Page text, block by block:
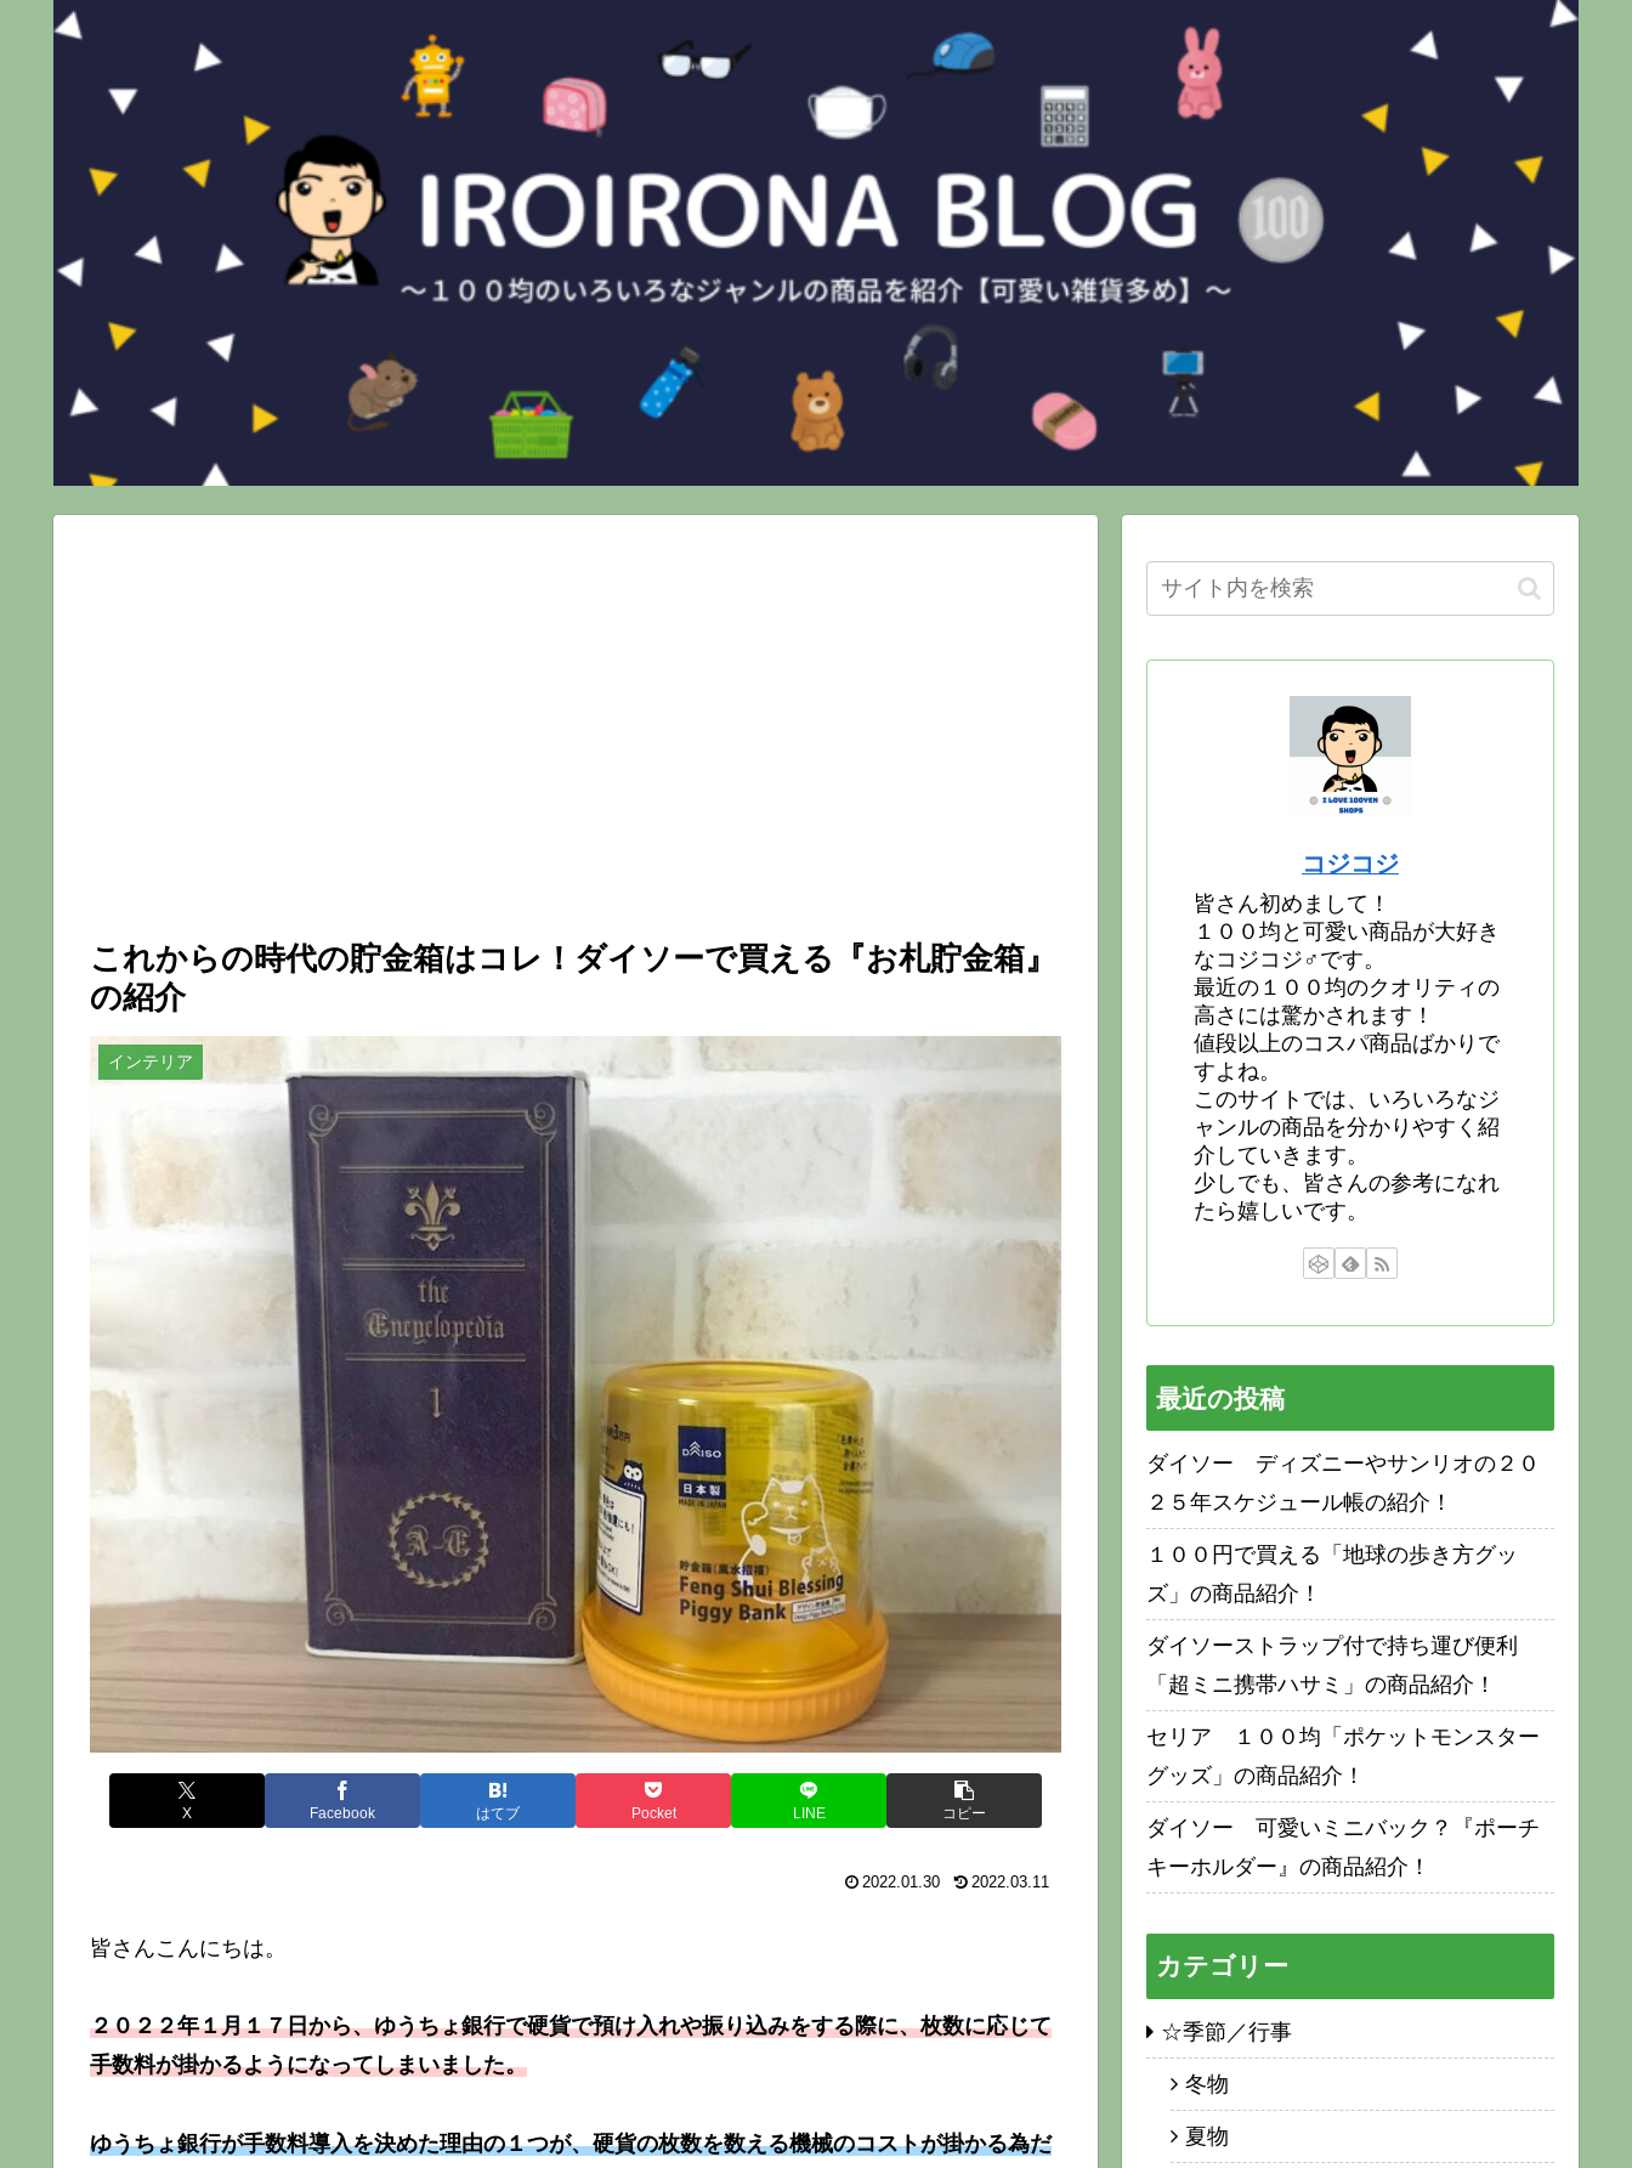
これからの時代の貯金箱はコレ！ダイソーで買える『お札貯金箱』
の紹介
インテリア
X Facebook はてブ Pocket LINE コピー
2022.01.30 2022.03.11
皆さんこんにちは。
２０２２年１月１７日から、ゆうちょ銀行で硬貨で預け入れや振り込みをする際に、枚数に応じて
手数料が掛かるようになってしまいました。
ゆうちょ銀行が手数料導入を決めた理由の１つが、硬貨の枚数を数える機械のコストが掛かる為だ
コジコジ
皆さん初めまして！
１００均と可愛い商品が大好き
なコジコジ♂です。
最近の１００均のクオリティの
高さには驚かされます！
値段以上のコスパ商品ばかりで
すよね。
このサイトでは、いろいろなジ
ャンルの商品を分かりやすく紹
介していきます。
少しでも、皆さんの参考になれ
たら嬉しいです。
最近の投稿
ダイソー ディズニーやサンリオの２０
２５年スケジュール帳の紹介！
１００円で買える「地球の歩き方グッ
ズ」の商品紹介！
ダイソーストラップ付で持ち運び便利
「超ミニ携帯ハサミ」の商品紹介！
セリア １００均「ポケットモンスター
グッズ」の商品紹介！
ダイソー 可愛いミニバック？『ポーチ
キーホルダー』の商品紹介！
カテゴリー
☆季節／行事
冬物
夏物